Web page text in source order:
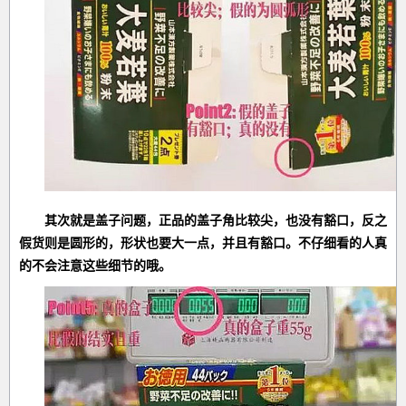
其次就是盖子问题，正品的盖子角比较尖，也没有豁口，反之
假货则是圆形的，形状也要大一点，并且有豁口。不仔细看的人真
的不会注意这些细节的哦。